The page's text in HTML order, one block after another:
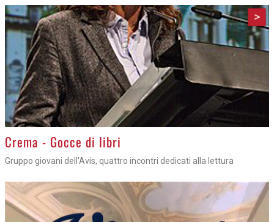
>
Crema - Gocce di libri
Gruppo giovani dell'Avis, quattro incontri dedicati alla lettura